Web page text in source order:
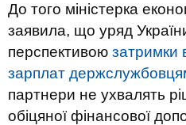
До того міністерка
заявила, що уряд
перспективою затримки
зарплат
партнери не ухвалять
обіцяної фінансової